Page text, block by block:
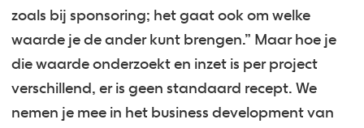
zoals bij sponsoring; het gaat ook om welke
waarde je de ander kunt brengen.” Maar hoe je
die waarde onderzoekt en inzet is per project
verschillend, er is geen standaard recept. We
nemen je mee in het business development van